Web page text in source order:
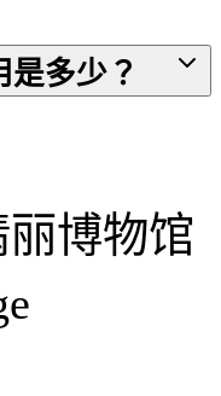
是多少？
博物馆